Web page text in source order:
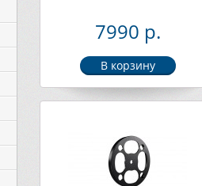
7990 р.